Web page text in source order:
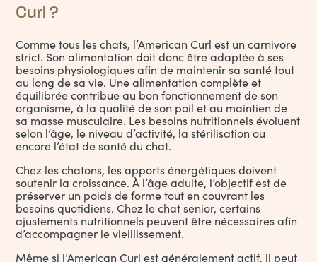
Curl ?
Comme tous les chats, l’American Curl est un carnivore
strict. Son alimentation doit donc être adaptée à ses
besoins physiologiques afin de maintenir sa santé tout
au long de sa vie. Une alimentation complète et
équilibrée contribue au bon fonctionnement de son
organisme, à la qualité de son poil et au maintien de
sa masse musculaire. Les besoins nutritionnels évoluent
selon l’âge, le niveau d’activité, la stérilisation ou
encore l’état de santé du chat.
Chez les chatons, les apports énergétiques doivent
soutenir la croissance. À l’âge adulte, l’objectif est de
préserver un poids de forme tout en couvrant les
besoins quotidiens. Chez le chat senior, certains
ajustements nutritionnels peuvent être nécessaires afin
d’accompagner le vieillissement.
Même si l’American Curl est généralement actif, il peut